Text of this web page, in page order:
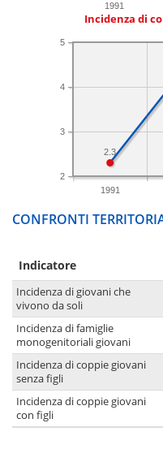
1991
Incidenza di
1991
2
3
4
5
2.3
CONFRONTI
Indicatore
Incidenza di giovani che
vivono da soli
Incidenza di famiglie
monogenitoriali giovani
Incidenza di coppie giovani
senza figli
Incidenza di coppie giovani
con figli